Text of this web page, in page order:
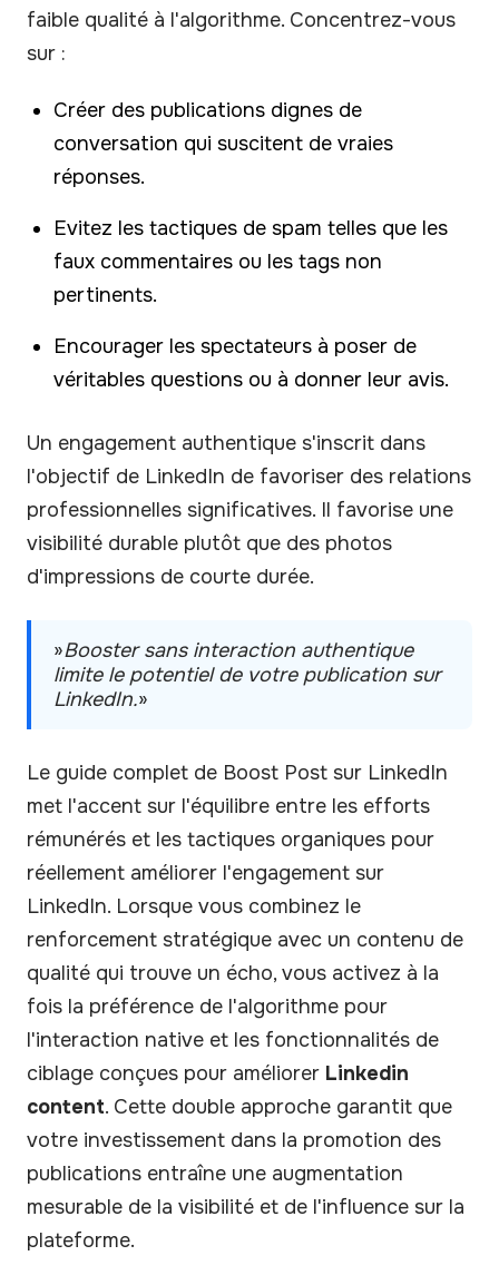
faible qualité à l'algorithme. Concentrez-vous
sur :
Créer des publications dignes de
conversation qui suscitent de vraies
réponses.
Evitez les tactiques de spam telles que les
faux commentaires ou les tags non
pertinents.
Encourager les spectateurs à poser de
véritables questions ou à donner leur avis.
Un engagement authentique s'inscrit dans
l'objectif de LinkedIn de favoriser des relations
professionnelles significatives. Il favorise une
visibilité durable plutôt que des photos
d'impressions de courte durée.
»Booster sans interaction authentique
limite le potentiel de votre publication sur
LinkedIn.»
Le guide complet de Boost Post sur LinkedIn
met l'accent sur l'équilibre entre les efforts
rémunérés et les tactiques organiques pour
réellement améliorer l'engagement sur
LinkedIn. Lorsque vous combinez le
renforcement stratégique avec un contenu de
qualité qui trouve un écho, vous activez à la
fois la préférence de l'algorithme pour
l'interaction native et les fonctionnalités de
ciblage conçues pour améliorer Linkedin
content. Cette double approche garantit que
votre investissement dans la promotion des
publications entraîne une augmentation
mesurable de la visibilité et de l'influence sur la
plateforme.